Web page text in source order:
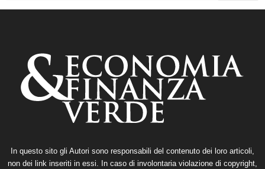
In questo sito gli Autori sono responsabili del contenuto dei loro articoli,
non dei link inseriti in essi. In caso di involontaria violazione di copyright,